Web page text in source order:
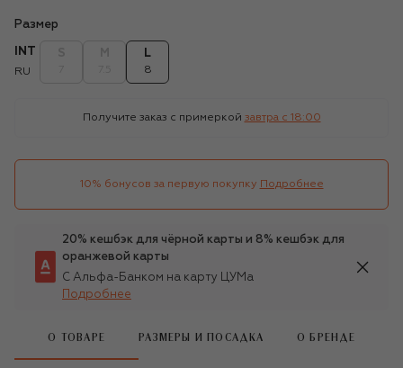
Размер
INT
RU
L
8
Получите заказ с примеркой завтра c 18:00
10% бонусов за первую покупку Подробнее
20% кешбэк для чёрной карты и 8% кешбэк для
оранжевой карты
С Альфа-Банком на карту ЦУМа
Подробнее
О ТОВАРЕ РАЗМЕРЫ И ПОСАДКА О БРЕНДЕ